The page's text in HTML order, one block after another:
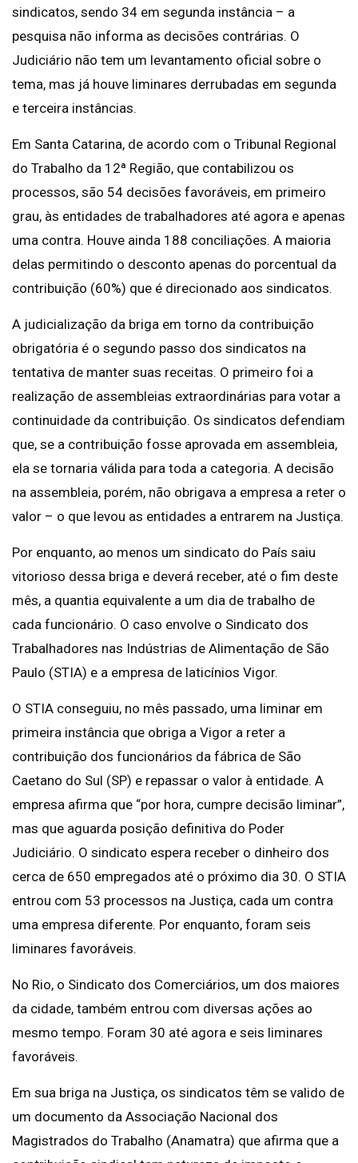
sindicatos, sendo 34 em segunda instância – a
pesquisa não informa as decisões contrárias. O
Judiciário não tem um levantamento oficial sobre o
tema, mas já houve liminares derrubadas em segunda
e terceira instâncias.
Em Santa Catarina, de acordo com o Tribunal Regional
do Trabalho da 12ª Região, que contabilizou os
processos, são 54 decisões favoráveis, em primeiro
grau, às entidades de trabalhadores até agora e apenas
uma contra. Houve ainda 188 conciliações. A maioria
delas permitindo o desconto apenas do porcentual da
contribuição (60%) que é direcionado aos sindicatos.
A judicialização da briga em torno da contribuição
obrigatória é o segundo passo dos sindicatos na
tentativa de manter suas receitas. O primeiro foi a
realização de assembleias extraordinárias para votar a
continuidade da contribuição. Os sindicatos defendiam
que, se a contribuição fosse aprovada em assembleia,
ela se tornaria válida para toda a categoria. A decisão
na assembleia, porém, não obrigava a empresa a reter o
valor – o que levou as entidades a entrarem na Justiça.
Por enquanto, ao menos um sindicato do País saiu
vitorioso dessa briga e deverá receber, até o fim deste
mês, a quantia equivalente a um dia de trabalho de
cada funcionário. O caso envolve o Sindicato dos
Trabalhadores nas Indústrias de Alimentação de São
Paulo (STIA) e a empresa de laticínios Vigor.
O STIA conseguiu, no mês passado, uma liminar em
primeira instância que obriga a Vigor a reter a
contribuição dos funcionários da fábrica de São
Caetano do Sul (SP) e repassar o valor à entidade. A
empresa afirma que “por hora, cumpre decisão liminar”,
mas que aguarda posição definitiva do Poder
Judiciário. O sindicato espera receber o dinheiro dos
cerca de 650 empregados até o próximo dia 30. O STIA
entrou com 53 processos na Justiça, cada um contra
uma empresa diferente. Por enquanto, foram seis
liminares favoráveis.
No Rio, o Sindicato dos Comerciários, um dos maiores
da cidade, também entrou com diversas ações ao
mesmo tempo. Foram 30 até agora e seis liminares
favoráveis.
Em sua briga na Justiça, os sindicatos têm se valido de
um documento da Associação Nacional dos
Magistrados do Trabalho (Anamatra) que afirma que a